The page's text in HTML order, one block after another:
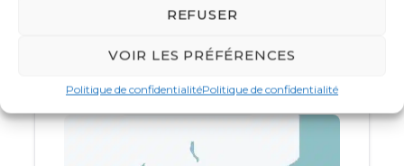
REFUSER
VOIR LES PRÉFÉRENCES
Politique de confidentialitéPolitique de confidentialité
l’expérience spectaculaire de la Grande
Vous découvrirez ensuite la majesté du
de l’UNESCO, souvent surnommé la 8ème
merveille du monde pour sa biodiversité